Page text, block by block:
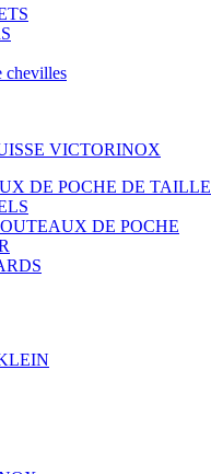
chevilles
VICTORINOX
DE POCHE DE
DE POCHE